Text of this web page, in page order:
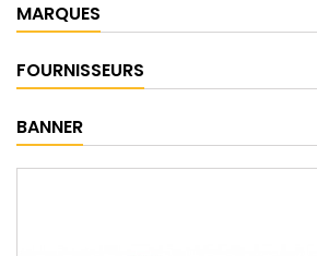
MARQUES
FOURNISSEURS
BANNER